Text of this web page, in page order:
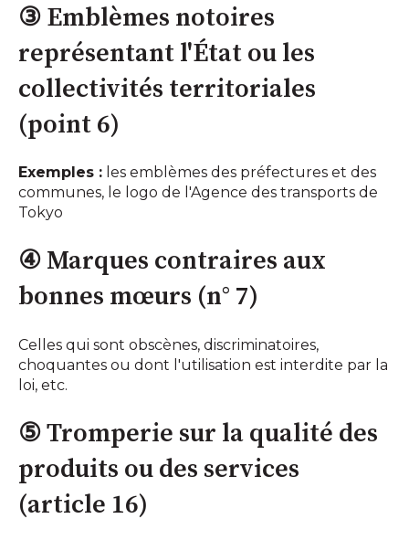
③ Emblèmes notoires
représentant l'État ou les
collectivités territoriales
(point 6)
Exemples : les emblèmes des préfectures et des
communes, le logo de l'Agence des transports de
Tokyo
④ Marques contraires aux
bonnes mœurs (n° 7)
Celles qui sont obscènes, discriminatoires,
choquantes ou dont l'utilisation est interdite par la
loi, etc.
⑤ Tromperie sur la qualité des
produits ou des services
(article 16)